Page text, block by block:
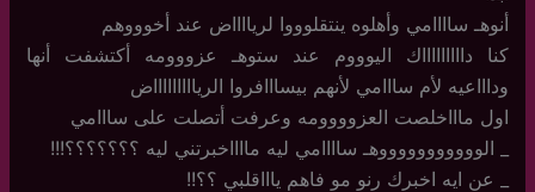
أنوهـ ساااامي وأهلوه ينتقلوووا لريااااض عند أخوووهم
كنا داااااااااك اليوووم عند ستوهـ عزووومه أكتشفت أنها
وداااعيه لأم سااامي لأنهم بيسااافروا الرياااااااااض
اول ماااخلصت العزوووومه وعرفت أتصلت على سااامي
_ الوووووووووووهـ ساااامي ليه مااااخبرتني ليه ؟؟؟؟؟؟؟!!!
_ عن ايه اخبرك رنو مو فاهم ياااقلبي ؟؟!!